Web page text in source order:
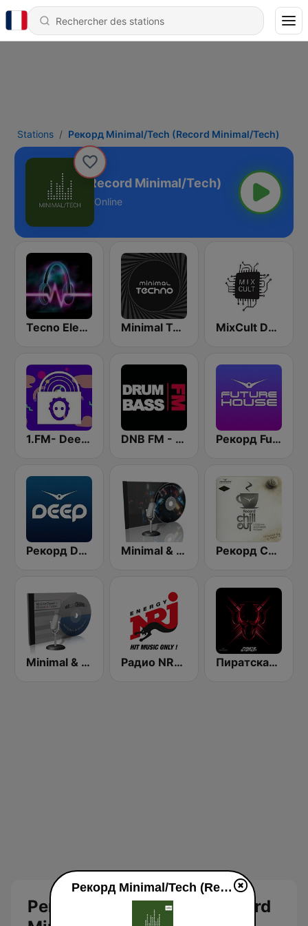
Stations Рекорд Minimal/Tech (Record Minimal/Tech)
Tech (Record Minimal/Tech)
Online
Tecno Electro Minimal Techno Radio MixCult Deep Techno Radio
1.FM- Deep Techno & Tech House DNB FM - Drum and Bass FM Рекорд Future House (Record Future House)
Рекорд Deep (Record Deep) Minimal & Deep-tech on MixLive.ie Рекорд Chillout (Record Chillout)
Minimal & Techno on MixLive.ie Радио NRJ Techno Пиратская Станция Радио Рекорд (Pirate Station Recorde Radio)
Рекорд Minimal/Tech (Record
Рекорд Minimal/Tech (Record Minimal/Tech) en ligne